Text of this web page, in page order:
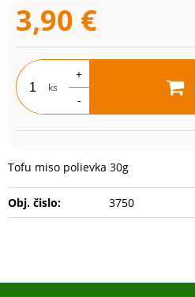
3,90 €
ks
+
-
Tofu miso polievka 30g
Obj. čislo: 3750